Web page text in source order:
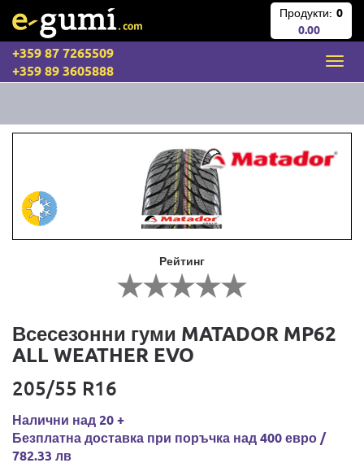
Продукти: 0
0.00
+359 87 7265509
+359 89 3605888
Рейтинг
Всесезонни гуми MATADOR MP62
ALL WEATHER EVO
205/55 R16
Налични над 20 +
Безплатна доставка при поръчка над 400 евро /
782.33 лв